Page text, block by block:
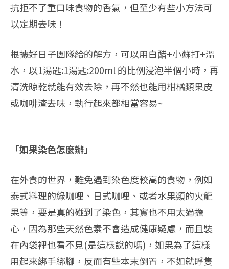
抗拒不了重口味食物的香氣，但至少有些小方法可
以定期去味！
根據好日子團隊給的解方，可以用白醋+小蘇打+溫
水，以1湯匙:1湯匙:200ml 的比例浸泡半個小時，再
清洗晾乾就能有效去除，再不然也能用柑橘類果皮
或咖啡渣去味，執行起來都相當容易~
「如果染色怎麼辦」
在外食的世界，難免遇到染色度較高的食物，例如
泰式料理的綠咖哩、日式咖哩、或者水果類的火龍
果等，要是真的碰到了染色，其實也不用太過擔
心，因為那些天然色素不會造成健康疑慮，而且裝
在內袋裡也看不見(是這樣說的嗎)，如果為了這樣
用起來綁手綁腳，反而有些本末倒置，不如就睜隻